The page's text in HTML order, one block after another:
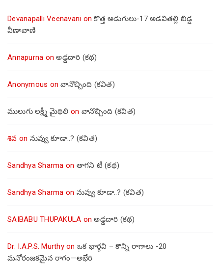
Devanapalli Veenavani onకొత్త అడుగులు-17 అడవితల్లి బిడ్డ
వీణావాణి
Annapurna onఅడ్డదారి (కథ)
Anonymous onవానొచ్చింది (కవిత)
ములుగు లక్ష్మీ మైథిలి on వానొచ్చింది (కవిత)
శివ on నువ్వు కూడా..? (కవిత)
Sandhya Sharma on తాగని టీ (కథ)
Sandhya Sharma on నువ్వు కూడా..? (కవిత)
SAIBABU THUPAKULA onఅడ్డదారి (కథ)
Dr. I.A.P.S. Murthyon ఒక భార్గవి – కొన్ని రాగాలు -20
మనోరంజకమైన రాగం—అభేరి